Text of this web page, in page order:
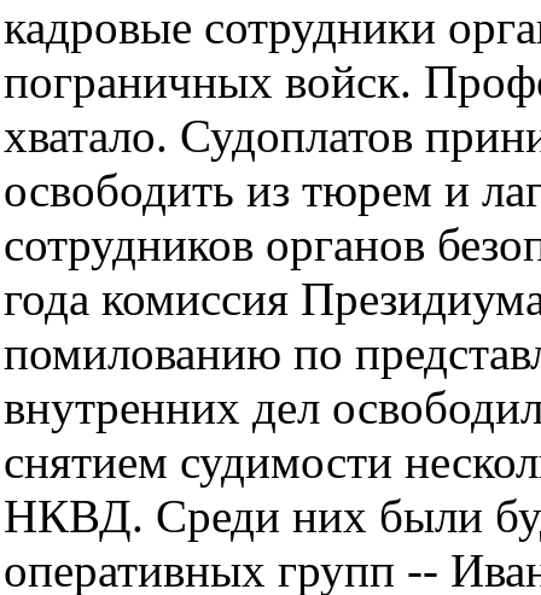
кадровые сотрудники
пограничных войск.
хватало. Судоплатов
освободить из тюрем и
сотрудников органов
года комиссия
помилованию по
внутренних дел
снятием судимости
НКВД. Среди них были
оперативных групп --